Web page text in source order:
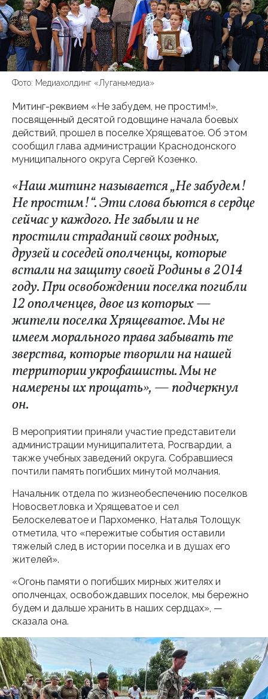
Фото: Медиахолдинг «Луганьмедиа»
Митинг-реквием «Не забудем, не простим!»,
посвященный десятой годовщине начала боевых
действий, прошел в поселке Хрящеватое. Об этом
сообщил глава администрации Краснодонского
муниципального округа Сергей Козенко.
«Наш митинг называется „Не забудем!
Не простим!“. Эти слова бьются в сердце
сейчас у каждого. Не забыли и не
простили страданий своих родных,
друзей и соседей ополченцы, которые
встали на защиту своей Родины в 2014
году. При освобождении поселка погибли
12 ополченцев, двое из которых —
жители поселка Хрящеватое. Мы не
имеем морального права забывать те
зверства, которые творили на нашей
территории укрофашисты. Мы не
намерены их прощать», — подчеркнул
он.
В мероприятии приняли участие представители
администрации муниципалитета, Росгвардии, а
также учебных заведений округа. Собравшиеся
почтили память погибших минутой молчания.
Начальник отдела по жизнеобеспечению поселков
Новосветловка и Хрящеватое и сел
Белоскелеватое и Пархоменко, Наталья Толощук
отметила, что «пережитые события оставили
тяжелый след в истории поселка и в душах его
жителей».
«Огонь памяти о погибших мирных жителях и
ополченцах, освобождавших поселок, мы бережно
будем и дальше хранить в наших сердцах», —
сказала она.